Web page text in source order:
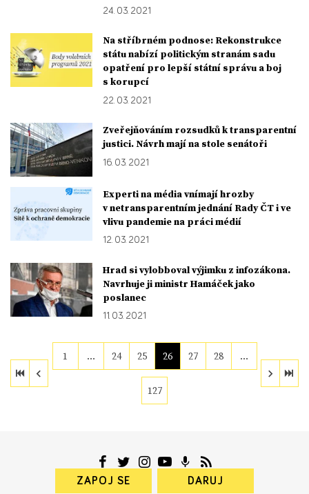
24. 03. 2021
Na stříbrném podnose: Rekonstrukce
státu nabízí politickým stranám sadu
opatření pro lepší státní správu a boj
s korupcí
22. 03. 2021
Zveřejňováním rozsudků k transparentní
justici. Návrh mají na stole senátoři
16. 03. 2021
Experti na média vnímají hrozby
v netransparentním jednání Rady ČT i ve
vlivu pandemie na práci médií
12. 03. 2021
Hrad si vylobboval výjimku z infozákona.
Navrhuje ji ministr Hamáček jako
poslanec
11. 03. 2021
1 … 24 25 26 27 28 …
127
ZAPOJ SE DARUJ